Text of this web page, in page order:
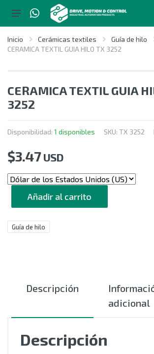
Inicio Cerámicas textiles
Guía de hilo
CERAMICA TEXTIL GUIA HILO TX 3252
CERAMICA TEXTIL GUIA
3252
Disponibilidad: 1 disponibles SKU: TX 3252
$3.47USD
CANTIDAD
Añadir al carrito
Guía de hilo
Descripción
adicional
Descripción